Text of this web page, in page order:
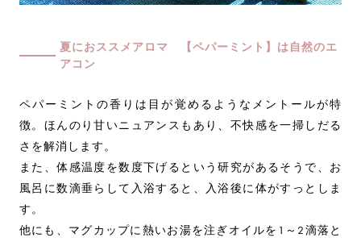
夏におススメアロマ 【ペパーミント】は自然のエ
アコン
ペパーミントの香りは目が覚めるようなメントールが特
徴。ほんのり甘いニュアンスもあり、不快感を一掃しだる
さを解消します。
また、体感温度を数度下げるという研究があるそうで、お
風呂に数滴垂らして入浴すると、入浴後に体がすっとしま
す。
他にも、マグカップに熱いお湯を注ぎオイルを1～2滴落と